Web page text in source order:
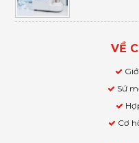
VỀ
Sứ
Cơ